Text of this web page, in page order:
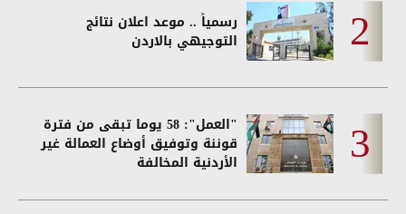
رسمياً .. موعد اعلان نتائج
التوجيهي بالاردن
"العمل": 58 يوما تبقى من فترة
قوننة وتوفيق أوضاع العمالة غير
الأردنية المخالفة